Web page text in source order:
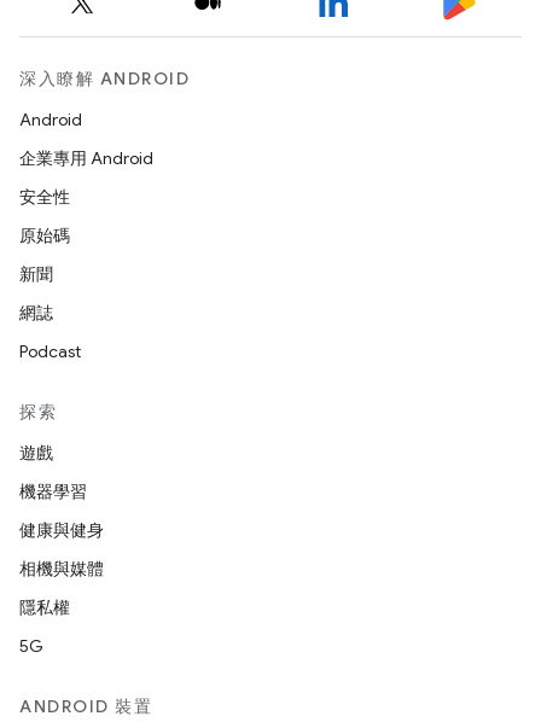
深入瞭解 ANDROID
Android
企業專用 Android
安全性
原始碼
新聞
網誌
Podcast
探索
遊戲
機器學習
健康與健身
相機與媒體
隱私權
5G
ANDROID 裝置